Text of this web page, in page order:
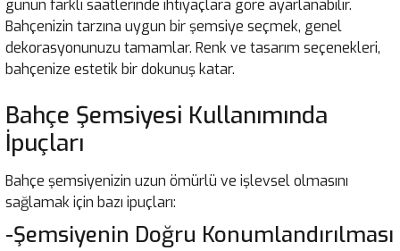
günün farklı saatlerinde ihtiyaçlara göre ayarlanabilir.
Bahçenizin tarzına uygun bir şemsiye seçmek, genel
dekorasyonunuzu tamamlar. Renk ve tasarım seçenekleri,
bahçenize estetik bir dokunuş katar.
Bahçe Şemsiyesi Kullanımında
İpuçları
Bahçe şemsiyenizin uzun ömürlü ve işlevsel olmasını
sağlamak için bazı ipuçları:
-Şemsiyenin Doğru Konumlandırılması